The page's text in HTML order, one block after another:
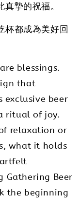
摯的祝福。
杯都成為美好回
blessings.
that
beer
ritual of joy.
relaxation or
what it holds
Gathering Beer
the beginning